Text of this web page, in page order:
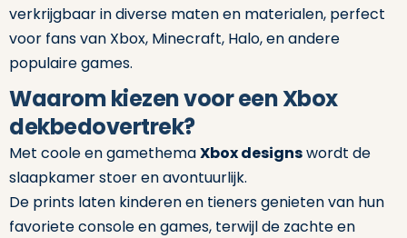
verkrijgbaar in diverse maten en materialen, perfect
voor fans van Xbox, Minecraft, Halo, en andere
populaire games.
Waarom kiezen voor een Xbox
dekbedovertrek?
Met coole en gamethemaXbox designswordt de
slaapkamer stoer en avontuurlijk.
De prints laten kinderen en tieners genieten van hun
favoriete console en games, terwijl de zachte en